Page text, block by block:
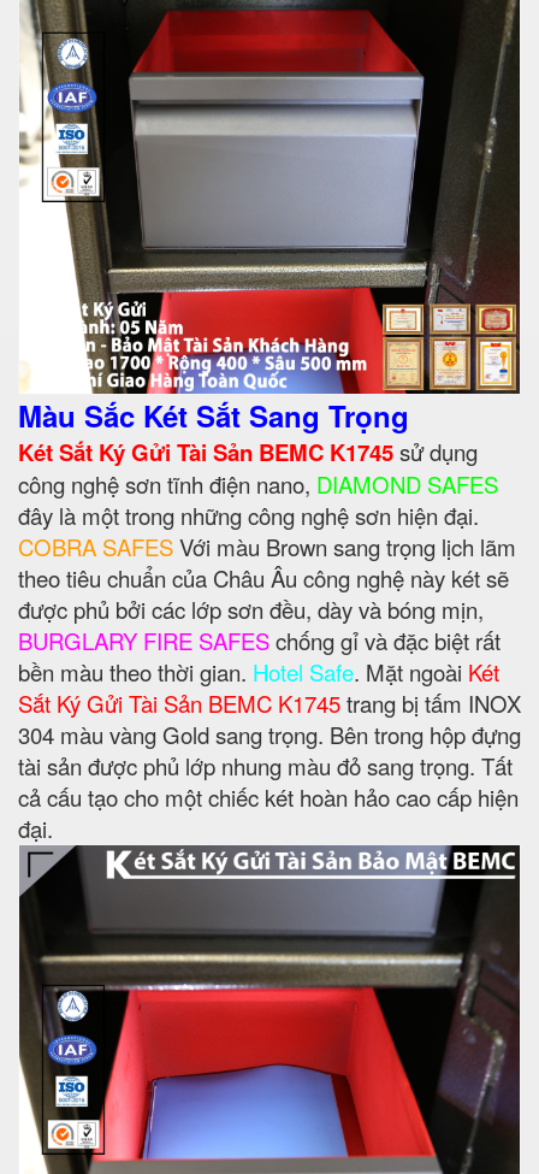
Màu Sắc Két Sắt Sang Trọng
Két Sắt Ký Gửi Tài Sản BEMC K1745sử dụng
công nghệ sơn tĩnh điện nano, DIAMOND SAFES
đây là một trong những công nghệ sơn hiện đại.
COBRA SAFESVới màu Brown sang trọng lịch lãm
theo tiêu chuẩn của Châu Âu công nghệ này két sẽ
được phủ bởi các lớp sơn đều, dày và bóng mịn,
BURGLARY FIRE SAFESchống gỉ và đặc biệt rất
bền màu theo thời gian. Hotel Safe. Mặt ngoài Két
Sắt Ký Gửi Tài Sản BEMC K1745trang bị tấm INOX
304 màu vàng Gold sang trọng. Bên trong hộp đựng
tài sản được phủ lớp nhung màu đỏ sang trọng. Tất
cả cấu tạo cho một chiếc két hoàn hảo cao cấp hiện
đại.